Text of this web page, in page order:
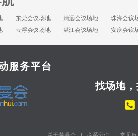
东莞会议场地 清远会议场地
珠海会议
云浮会议场地 湛江会议场地 安庆会议
服务平台
找场地